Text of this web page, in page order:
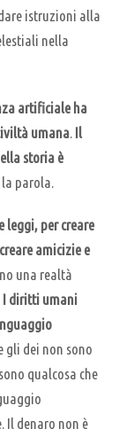
istruzioni alla
nella
artificiale ha
umana. Il
storia è
parola.
leggi, per creare
amicizie e
una realtà
I diritti umani
gli dei non sono
qualcosa che
Il denaro non è